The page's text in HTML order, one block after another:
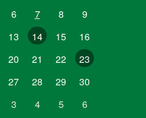
6 7 8
9
13 14 15
16
20 21 22
23
27 28 29
30
3 4 5 6